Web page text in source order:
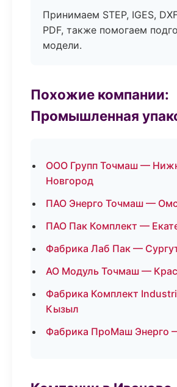
Принимаем STEP, IGES,
PDF, также помогаем
модели.
Похожие компании:
Промышленная
ООО Групп Точмаш —
Новгород
ПАО Энерго Точмаш —
ПАО Пак Комплект —
Фабрика Лаб Пак —
АО Модуль Точмаш —
Фабрика Комплект
Кызыл
Фабрика ПроМаш Энерго